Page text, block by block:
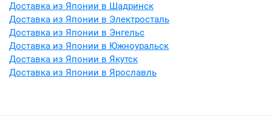
Доставка из Японии в Шадринск
Доставка из Японии в Электросталь
Доставка из Японии в Энгельс
Доставка из Японии в Южноуральск
Доставка из Японии в Якутск
Доставка из Японии в Ярославль